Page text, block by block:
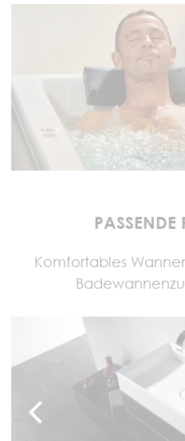
PASSENDE
Komfortables